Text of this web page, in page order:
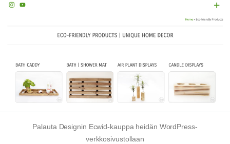
Palauta Designin Ecwid-kauppa heidän WordPress-
verkkosivustollaan